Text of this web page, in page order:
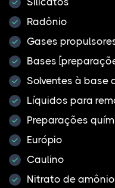
Radônio
Gases
Bases
Solventes à base
Líquidos para
Preparações
Európio
Caulino
Nitrato de amônio